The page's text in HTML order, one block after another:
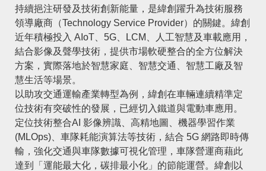
持續挹注研發及技術創新能量，是緯創躍升為技術服務
領導廠商（Technology Service Provider）的關鍵。緯創
近年積極投入 AIoT、5G、LCM、人工智慧及車載應用，
結合影像及聲學技術，提供市場軟硬整合的全方位解決
方案，實際落地於智慧家庭、智慧交通、智慧工廠及智
慧生活等場景。
以助攻交通運輸產業轉型為例，緯創在車輛連續精準定
位技術有突破性的發展，已經切入鐵道與電動車應用。
定位技術整合AI 影像辨識、高精地圖、機器學習作業
(MLOps)、車隊耗能演算法等技術，結合 5G 網路即時傳
輸，強化交通與車隊數據可視化管理，車隊營運商藉此
達到「運能最大化，碳排最小化」的節能運營。緯創以